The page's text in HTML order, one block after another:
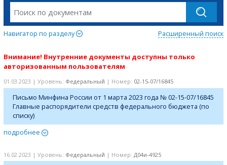
Навигатор по разделу Расширенный поиск
Внимание! Внутренние документы доступны только
авторизованным пользователям
01.03.2023 | Уровень: Федеральный | Номер: 02-15-07/16845
Письмо Минфина России от 1 марта 2023 года № 02-15-07/16845
Главные распорядители средств федерального бюджета (по
списку)
подробнее
16.02.2023 | Уровень: Федеральный | Номер: Д04и-4925